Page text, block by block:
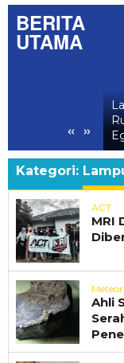
BERITA
UTAMA
« »
Kategori:
ACT
MRI
Ahli